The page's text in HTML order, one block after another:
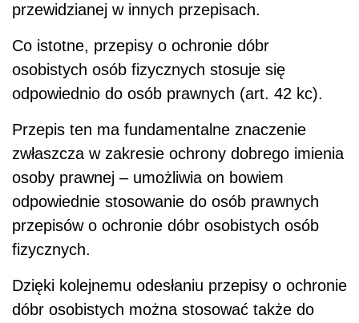
przewidzianej w innych przepisach.
Co istotne, przepisy o ochronie dóbr
osobistych osób fizycznych stosuje się
odpowiednio do osób prawnych (art. 42 kc).
Przepis ten ma fundamentalne znaczenie
zwłaszcza w zakresie ochrony dobrego imienia
osoby prawnej – umożliwia on bowiem
odpowiednie stosowanie do osób prawnych
przepisów o ochronie dóbr osobistych osób
fizycznych.
Dzięki kolejnemu odesłaniu przepisy o ochronie
dóbr osobistych można stosować także do